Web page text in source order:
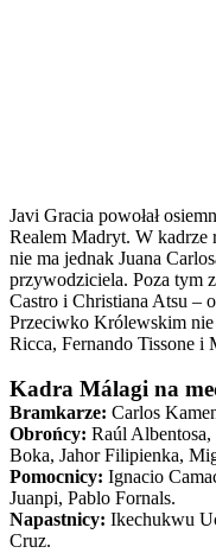
Javi Gracia powołał
Realem Madryt. W kadrze
nie ma jednak Juana
przywodziciela. Poza tym
Castro i Christiana Atsu –
Przeciwko Królewskim nie
Ricca, Fernando Tissone i
Kadra Málagi na
Bramkarze: Carlos
Obrońcy: Raúl
Boka, Jahor Filipienka,
Pomocnicy: Ignacio
Juanpi, Pablo Fornals.
Napastnicy: Ikechukwu
Cruz.